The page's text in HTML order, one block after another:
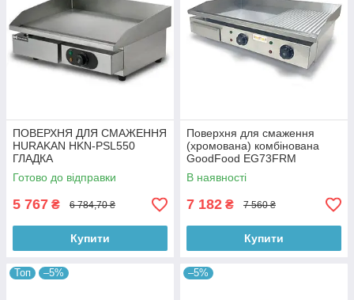
ПОВЕРХНЯ ДЛЯ СМАЖЕННЯ
HURAKAN HKN-PSL550
ГЛАДКА
Готово до відправки
5 767 ₴ 6 784,70 ₴
Купити
Поверхня для смаження
(хромована) комбінована
GoodFood EG73FRM
В наявності
7 182 ₴ 7 560 ₴
Купити
Топ –5% –5%